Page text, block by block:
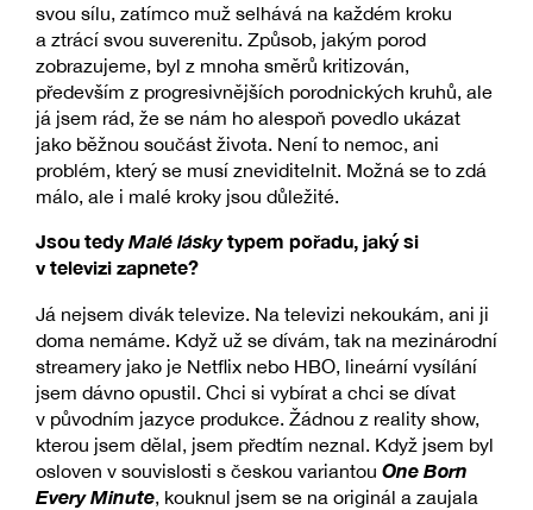
svou sílu, zatímco muž selhává na každém kroku
a ztrácí svou suverenitu. Způsob, jakým porod
zobrazujeme, byl z mnoha směrů kritizován,
především z progresivnějších porodnických kruhů, ale
já jsem rád, že se nám ho alespoň povedlo ukázat
jako běžnou součást života. Není to nemoc, ani
problém, který se musí zneviditelnit. Možná se to zdá
málo, ale i malé kroky jsou důležité.
Jsou tedyMalé láskytypem pořadu, jaký si
v televizi zapnete?
Já nejsem divák televize. Na televizi nekoukám, ani ji
doma nemáme. Když už se dívám, tak na mezinárodní
streamery jako je Netflix nebo HBO, lineární vysílání
jsem dávno opustil. Chci si vybírat a chci se dívat
v původním jazyce produkce. Žádnou z reality show,
kterou jsem dělal, jsem předtím neznal. Když jsem byl
osloven v souvislosti s českou variantou One Born
Every Minute , kouknul jsem se na originál a zaujala